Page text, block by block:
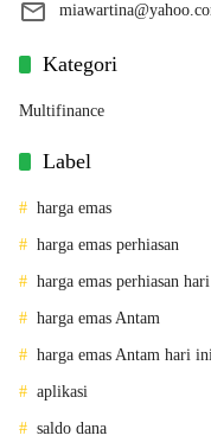
Kategori
Multifinance
Label
harga emas
harga emas perhiasan
harga emas perhiasan
harga emas Antam
harga emas Antam hari
aplikasi
saldo dana